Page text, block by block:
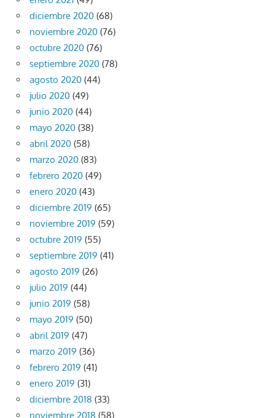
diciembre 2020 (68)
noviembre 2020 (76)
octubre 2020 (76)
septiembre 2020 (78)
agosto 2020 (44)
julio 2020 (49)
junio 2020 (44)
mayo 2020 (38)
abril 2020 (58)
marzo 2020 (83)
febrero 2020 (49)
enero 2020 (43)
diciembre 2019 (65)
noviembre 2019 (59)
octubre 2019 (55)
septiembre 2019 (41)
agosto 2019 (26)
julio 2019 (44)
junio 2019 (58)
mayo 2019 (50)
abril 2019 (47)
marzo 2019 (36)
febrero 2019 (41)
enero 2019 (31)
diciembre 2018 (33)
noviembre 2018 (58)